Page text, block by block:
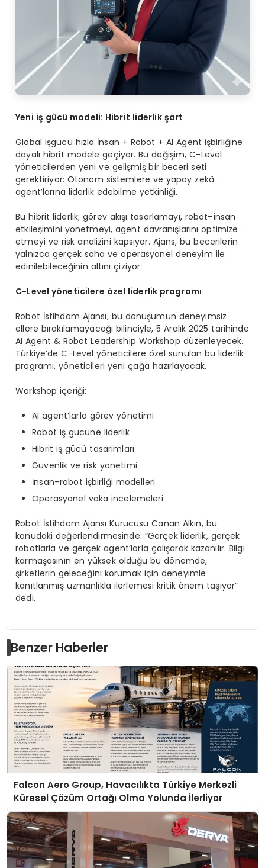
Yeni iş gücü modeli: Hibrit liderlik şart
Global işgücü hızla İnsan + Robot + AI Agent işbirliğine
dayalı hibrit modele geçiyor. Bu değişim, C-Level
yöneticilerden yeni ve gelişmiş bir beceri seti
gerektiriyor: Otonom sistemlere ve yapay zekâ
agent’larına liderlik edebilme yetkinliği.
Bu hibrit liderlik; görev akışı tasarlamayı, robot–insan
etkileşimini yönetmeyi, agent davranışlarını optimize
etmeyi ve risk analizini kapsıyor. Ajans, bu becerilerin
yalnızca gerçek saha ve operasyonel deneyim ile
edinilebileceğinin altını çiziyor.
C-Levelyöneticilere özel liderlik programı
Robot İstihdam Ajansı, bu dönüşümün deneyimsiz
ellere bırakılamayacağı bilinciyle, 5 Aralık 2025 tarihinde
AI Agent & Robot Leadership Workshop düzenleyecek.
Türkiye’de C-Level yöneticilere özel sunulan bu liderlik
programı, yöneticileri yeni çağa hazırlayacak.
Workshop içeriği:
AI agent’larla görev yönetimi
Robot iş gücüne liderlik
Hibrit iş gücü tasarımları
Güvenlik ve risk yönetimi
İnsan–robot işbirliği modelleri
Operasyonel vaka incelemeleri
Robot İstihdam Ajansı Kurucusu Canan Alkın, bu
konudaki değerlendirmesinde: “Gerçek liderlik, gerçek
robotlarla ve gerçek agent’larla çalışarak kazanılır. Bilgi
karmaşasının en yüksek olduğu bu dönemde,
şirketlerin geleceğini korumak için deneyimle
kanıtlanmış uzmanlıkla ilerlemesi kritik önem taşıyor”
dedi.
Benzer Haberler
Falcon Aero Group, Havacılıkta Türkiye Merkezli
Küresel Çözüm Ortağı Olma Yolunda İlerliyor